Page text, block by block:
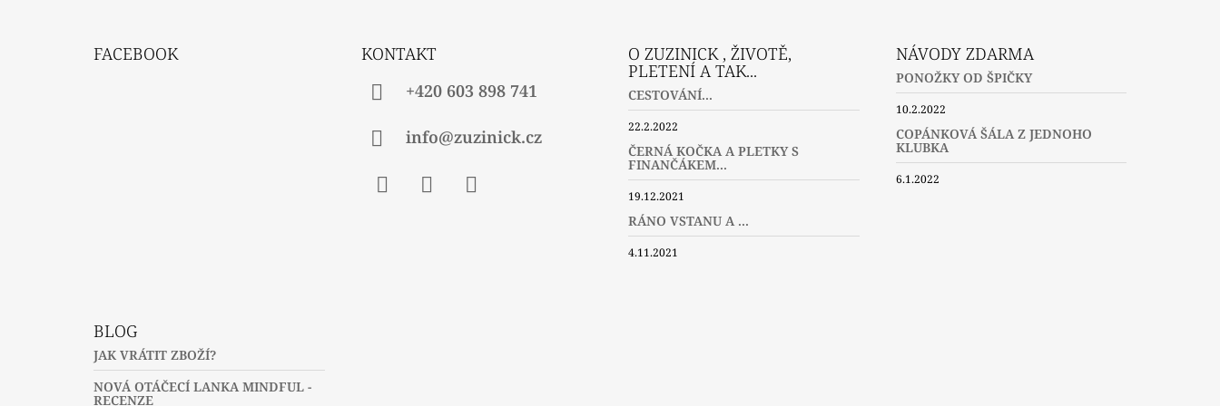
FACEBOOK
KONTAKT
+420 603 898 741
info@zuzinick.cz
O ZUZINICK , ŽIVOTĚ,
PLETENÍ A TAK...
CESTOVÁNÍ...
22.2.2022
ČERNÁ KOČKA A PLETKY S
FINANČÁKEM...
19.12.2021
RÁNO VSTANU A ...
4.11.2021
NÁVODY ZDARMA
PONOŽKY OD ŠPIČKY
10.2.2022
COPÁNKOVÁ ŠÁLA Z JEDNOHO
KLUBKA
6.1.2022
BLOG
JAK VRÁTIT ZBOŽÍ?
NOVÁ OTÁČECÍ LANKA MINDFUL -
RECENZE